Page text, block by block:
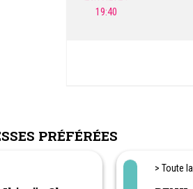
19:40
PRÉFÉRÉES
> Toute